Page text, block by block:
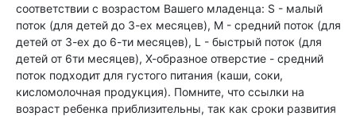
соответствии с возрастом Вашего младенца: S - малый
поток (для детей до 3-ех месяцев), М - средний поток (для
детей от 3-ех до 6-ти месяцев), L - быстрый поток (для
детей от 6ти месяцев), Х-образное отверстие - средний
поток подходит для густого питания (каши, соки,
кисломолочная продукция). Помните, что ссылки на
возраст ребенка приблизительны, так как сроки развития